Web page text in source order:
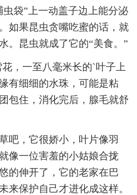
袋”上一动盖子边上能分泌
如果昆虫贪嘴吃蜜的话，就
。昆虫就成了它的“美食。”
，一至八毫米长的`叶子上
有细细的水珠，可能是粘
包住，消化完后，腺毛就舒
吧，它很娇小，叶片像羽
像一位害羞的小姑娘合拢
的伸开了，它的老家在巴
来保护自己才进化成这样。